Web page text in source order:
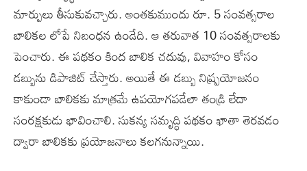
మార్పులు తీసుకువచ్చారు. అంతకుముందు రూ. 5 సంవత్సరాల
బాలికల లోపే నిబంధన ఉండేది. ఆ తరువాత 10 సంవత్సరాలకు
పెంచారు. ఈ పథకం కింద బాలిక చదువు, వివాహం కోసం
డబ్బును డిపాజిట్ చేస్తారు. అయితే ఈ డబ్బు నిష్ప్రయోజనం
కాకుండా బాలికకు మాత్రమే ఉపయోగపడేలా తండ్రి లేదా
సంరక్షకుడు భావించాలి. సుకన్య సమృద్ధి పథకం ఖాతా తెరవడం
ద్వారా బాలికకు ప్రయోజనాలు కలగనున్నాయి.